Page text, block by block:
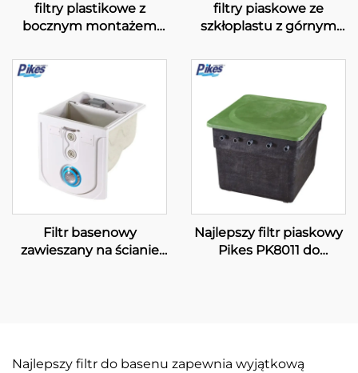
filtry plastikowe z
bocznym montażem
filtry piaskowe ze
szkłoplastu z górnym
Filtr basenowy
zawieszany na ścianie
Najlepszy filtr piaskowy
Pikes PK8011 do
Najlepszy filtr do basenu zapewnia wyjątkową